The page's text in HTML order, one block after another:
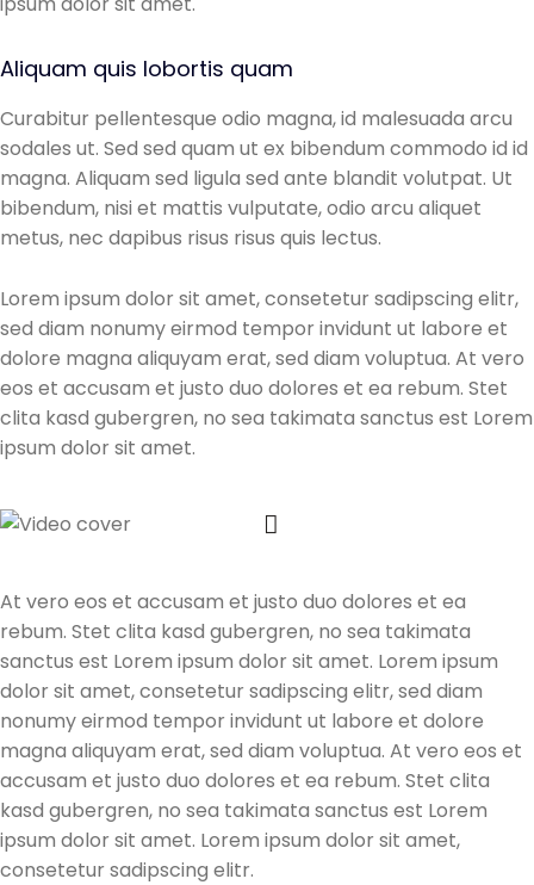
Aliquam quis lobortis quam
Curabitur pellentesque odio magna, id malesuada arcu
sodales ut. Sed sed quam ut ex bibendum commodo id id
magna. Aliquam sed ligula sed ante blandit volutpat. Ut
bibendum, nisi et mattis vulputate, odio arcu aliquet
metus, nec dapibus risus risus quis lectus.
Lorem ipsum dolor sit amet, consetetur sadipscing elitr,
sed diam nonumy eirmod tempor invidunt ut labore et
dolore magna aliquyam erat, sed diam voluptua. At vero
eos et accusam et justo duo dolores et ea rebum. Stet
clita kasd gubergren, no sea takimata sanctus est Lorem
ipsum dolor sit amet.
At vero eos et accusam et justo duo dolores et ea
rebum. Stet clita kasd gubergren, no sea takimata
sanctus est Lorem ipsum dolor sit amet. Lorem ipsum
dolor sit amet, consetetur sadipscing elitr, sed diam
nonumy eirmod tempor invidunt ut labore et dolore
magna aliquyam erat, sed diam voluptua. At vero eos et
accusam et justo duo dolores et ea rebum. Stet clita
kasd gubergren, no sea takimata sanctus est Lorem
ipsum dolor sit amet. Lorem ipsum dolor sit amet,
consetetur sadipscing elitr.